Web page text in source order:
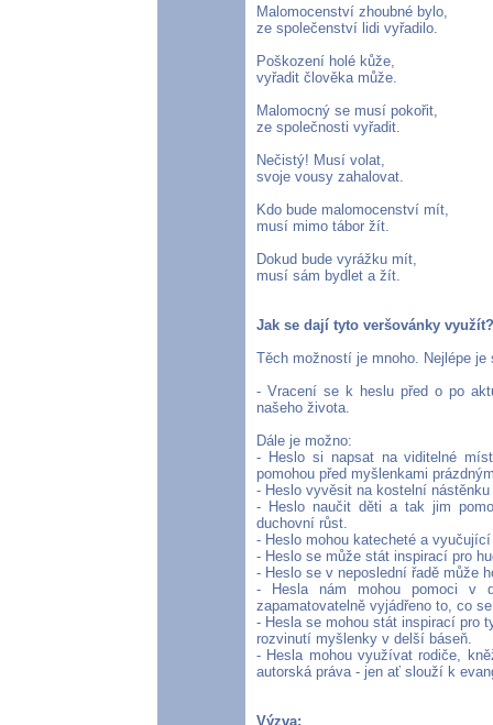
Malomocenství zhoubné bylo,
ze společenství lidi vyřadilo.
Poškození holé kůže,
vyřadit člověka může.
Malomocný se musí pokořit,
ze společnosti vyřadit.
Nečistý! Musí volat,
svoje vousy zahalovat.
Kdo bude malomocenství mít,
musí mimo tábor žít.
Dokud bude vyrážku mít,
musí sám bydlet a žít.
Jak se dají tyto veršovánky využít?
Těch možností je mnoho. Nejlépe
- Vracení se k heslu před o po
našeho života.
Dále je možno:
- Heslo si napsat na viditelné
pomohou před myšlenkami
- Heslo vyvěsit na kostelní
- Heslo naučit děti a tak jim
duchovní růst.
- Heslo mohou katecheté a
- Heslo se může stát inspirací pro
- Heslo se v neposlední řadě může
- Hesla nám mohou pomoci v
zapamatovatelně vyjádřeno to, co
- Hesla se mohou stát inspirací pro
rozvinutí myšlenky v delší báseň.
- Hesla mohou využívat rodiče,
autorská práva - jen ať slouží k
Výzva: